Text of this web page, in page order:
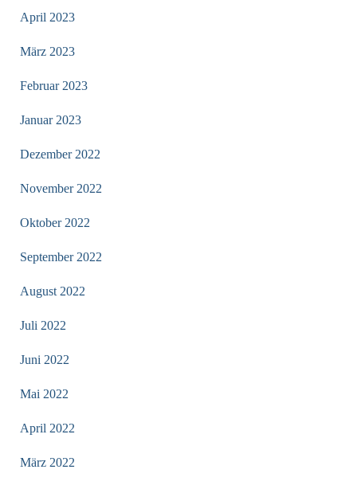
April 2023
März 2023
Februar 2023
Januar 2023
Dezember 2022
November 2022
Oktober 2022
September 2022
August 2022
Juli 2022
Juni 2022
Mai 2022
April 2022
März 2022